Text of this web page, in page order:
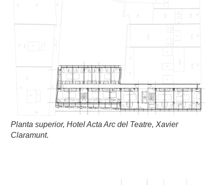
Planta superior, Hotel Acta Arc del Teatre, Xavier
Claramunt.